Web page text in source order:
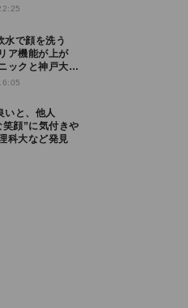
ア機能が上が
ックと神戸大が
笑顔”に気付きや
科大など発見